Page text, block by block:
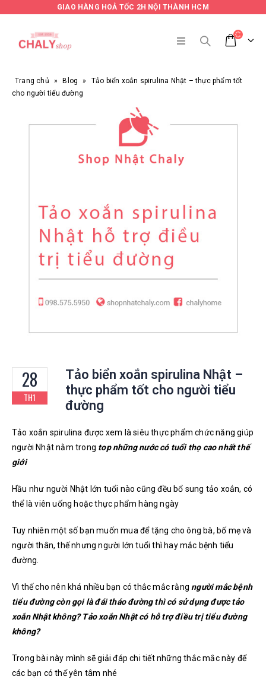
GIAO HÀNG HOẢ TỐC 2H NỘI THÀNH HCM
Trang chủ » Blog »
Tảo biển xoắn spirulina Nhật – thực phẩm tốt
cho người tiểu đường
28
TH1
Tảo biển xoắn spirulina Nhật –
thực phẩm tốt cho người tiểu
đường
Tảo xoắn spirulina được xem là siêu thực phẩm chức năng giúp
người Nhật nằm trong top những nước có tuổi thọ cao nhất thế
giới
Hầu như người Nhật lớn tuổi nào cũng đều bổ sung tảo xoắn, có
thể là viên uống hoặc thực phẩm hàng ngày
Tuy nhiên một số bạn muốn mua để tặng cho ông bà, bố mẹ và
người thân, thế nhưng người lớn tuổi thì hay mắc bệnh tiểu
đường.
Vì thế cho nên khá nhiều bạn có thắc mắc rằng người mắc bệnh
tiểu đường còn gọi là đái tháo đường thì có sử dụng được tảo
xoắn Nhật không? Tảo xoắn Nhật có hỗ trợ điều trị tiểu đường
không?
Trong bài này mình sẽ giải đáp chi tiết những thắc mắc này để
các bạn có thể yên tâm nhé